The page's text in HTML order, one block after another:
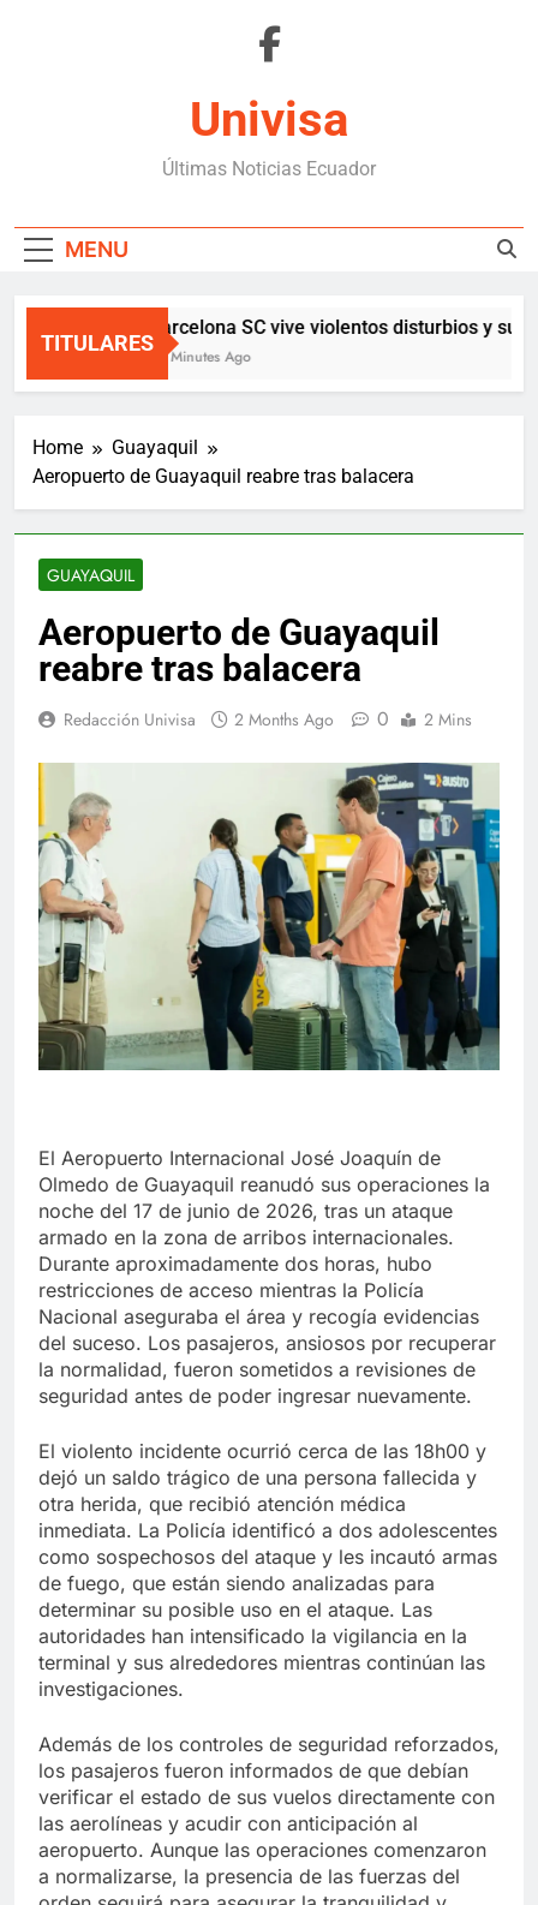
Univisa
Últimas Noticias Ecuador
MENU
TITULARES
Barcelona SC vive violentos disturbios y
41 Minutes Ago
Home
Guayaquil
Aeropuerto de Guayaquil reabre tras balacera
GUAYAQUIL
Aeropuerto de Guayaquil
reabre tras balacera
Redacción Univisa 2 Months Ago 0 2 Mins
El Aeropuerto Internacional José Joaquín de
Olmedo de Guayaquil reanudó sus operaciones la
noche del 17 de junio de 2026, tras un ataque
armado en la zona de arribos internacionales.
Durante aproximadamente dos horas, hubo
restricciones de acceso mientras la Policía
Nacional aseguraba el área y recogía evidencias
del suceso. Los pasajeros, ansiosos por recuperar
la normalidad, fueron sometidos a revisiones de
seguridad antes de poder ingresar nuevamente.
El violento incidente ocurrió cerca de las 18h00 y
dejó un saldo trágico de una persona fallecida y
otra herida, que recibió atención médica
inmediata. La Policía identificó a dos adolescentes
como sospechosos del ataque y les incautó armas
de fuego, que están siendo analizadas para
determinar su posible uso en el ataque. Las
autoridades han intensificado la vigilancia en la
terminal y sus alrededores mientras continúan las
investigaciones.
Además de los controles de seguridad reforzados,
los pasajeros fueron informados de que debían
verificar el estado de sus vuelos directamente con
las aerolíneas y acudir con anticipación al
aeropuerto. Aunque las operaciones comenzaron
a normalizarse, la presencia de las fuerzas del